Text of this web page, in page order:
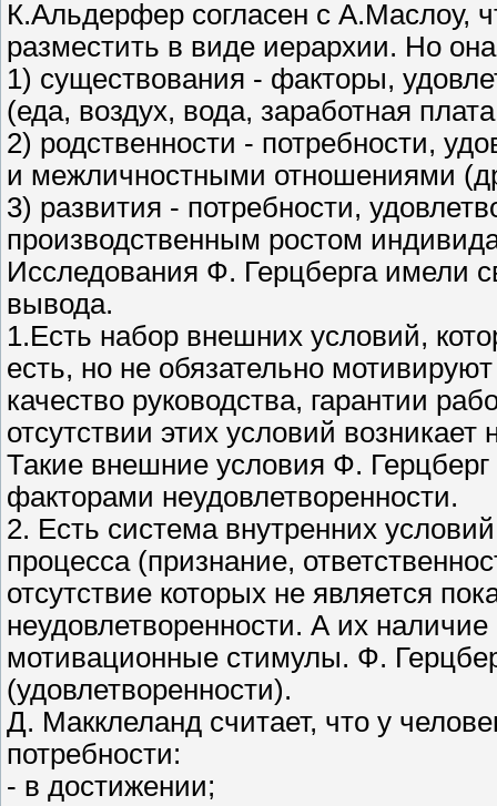
К.Альдерфер согласен с А.Маслоу,
разместить в виде иерархии. Но
1) существования - факторы,
(еда, воздух, вода, заработная
2) родственности - потребности,
и межличностными отношениями
3) развития - потребности,
производственным ростом
Исследования Ф. Герцберга имели
вывода.
1.Есть набор внешних условий,
есть, но не обязательно
качество руководства, гарантии
отсутствии этих условий
Такие внешние условия Ф.
факторами неудовлетворенности.
2. Есть система внутренних
процесса (признание,
отсутствие которых не является
неудовлетворенности. А их
мотивационные стимулы. Ф.
(удовлетворенности).
Д. Макклеланд считает, что у
потребности:
- в достижении;